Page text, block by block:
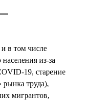
—
в том числе
из-за
19, старение
труда),
мигрантов,